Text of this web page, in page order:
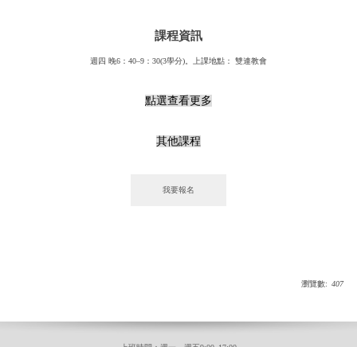
課程資訊
週四 晚6：40–9：30(3學分)。上課地點： 雙連教會
點選查看更多
其他課程
瀏覽數: 407